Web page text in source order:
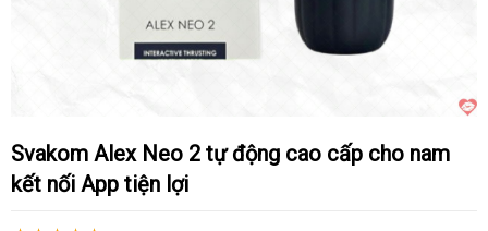
Svakom Alex Neo 2 tự động cao cấp cho nam
kết nối App tiện lợi